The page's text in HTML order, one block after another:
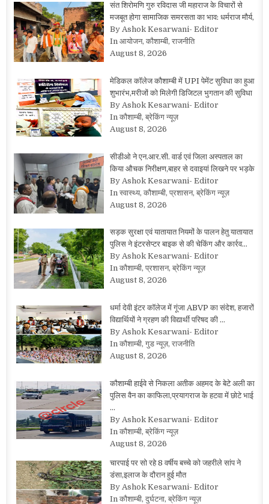
संत शिरोमणि गुरु रविदास जी महाराज के विचारों से
मजबूत होगा सामाजिक समरसता का भाव: धर्मराज मौर्य,
By Ashok Kesarwani- Editor
In आयोजन, कौशाम्बी, राजनीति
August 8, 2026
मेडिकल कॉलेज कौशाम्बी में UPI पेमेंट सुविधा का हुआ
शुभारंभ,मरीजों को मिलेगी डिजिटल भुगतान की सुविधा
By Ashok Kesarwani- Editor
In कौशाम्बी, ब्रेकिंग न्यूज़
August 8, 2026
सीडीओ ने एन.आर.सी. वार्ड एवं जिला अस्पताल का
किया औचक निरीक्षण,बाहर से दवाइयां लिखने पर भड़के
By Ashok Kesarwani- Editor
In स्वास्थ्य, कौशाम्बी, प्रशासन, ब्रेकिंग न्यूज़
August 8, 2026
सड़क सुरक्षा एवं यातायात नियमों के पालन हेतु यातायात
पुलिस ने इंटरसेप्टर बाइक से की चेकिंग और कार्रव…
By Ashok Kesarwani- Editor
In कौशाम्बी, प्रशासन, ब्रेकिंग न्यूज़
August 8, 2026
धर्मा देवी इंटर कॉलेज में गूंजा ABVP का संदेश, हजारों
विद्यार्थियों ने ग्रहण की विद्यार्थी परिषद की …
By Ashok Kesarwani- Editor
In कौशाम्बी, गुड न्यूज़, राजनीति
August 8, 2026
कौशाम्बी हाईवे से निकला अतीक अहमद के बेटे अली का
पुलिस वैन का काफिला,प्रयागराज के हटवा में छोटे भाई
…
By Ashok Kesarwani- Editor
In कौशाम्बी, ब्रेकिंग न्यूज़
August 8, 2026
चारपाई पर सो रहे 8 वर्षीय बच्चे को जहरीले सांप ने
डंसा,इलाज के दौरान हुई मौत
By Ashok Kesarwani- Editor
In कौशाम्बी, दुर्घटना, ब्रेकिंग न्यूज़